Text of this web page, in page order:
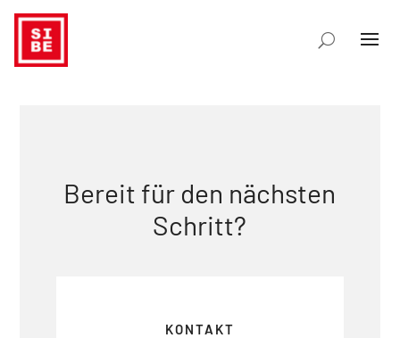
Bereit für den nächsten
Schritt?
KONTAKT